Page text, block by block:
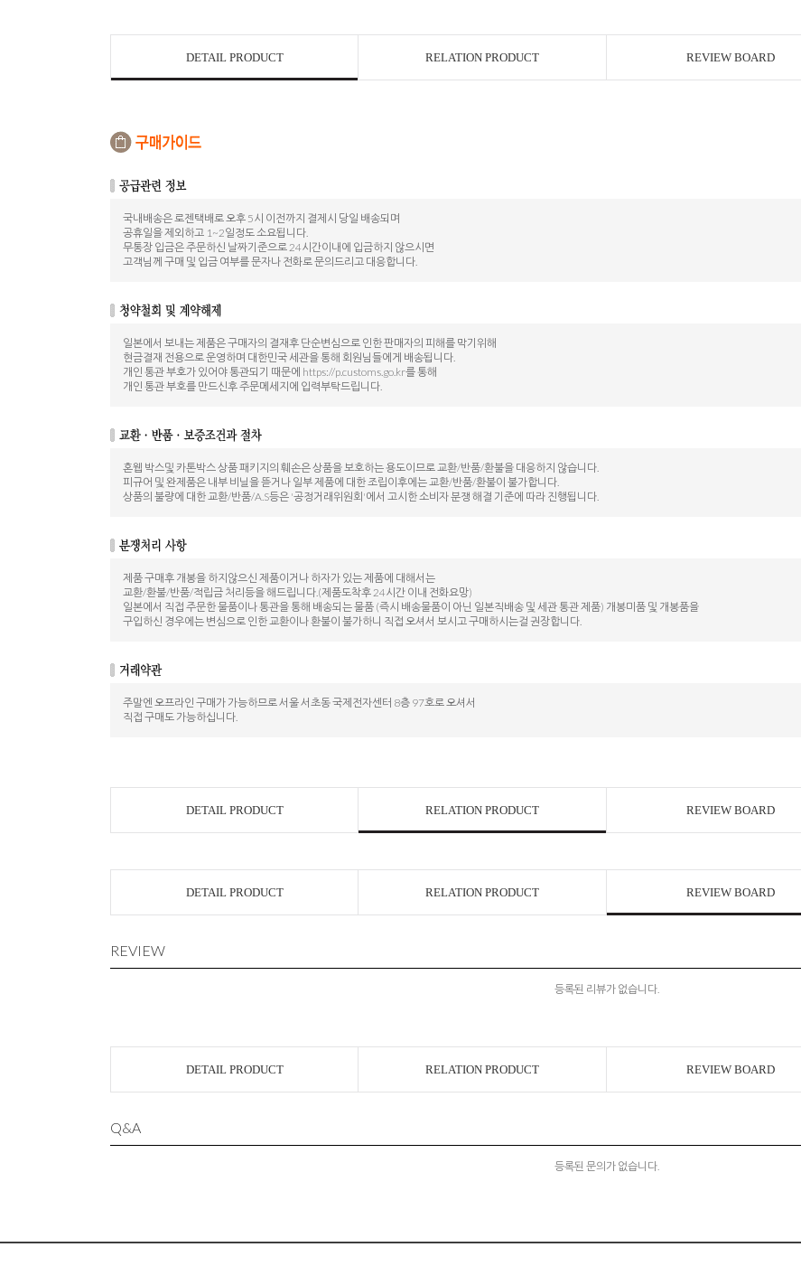
DETAIL PRODUCT RELATION PRODUCT REVIEW BOARD
국내배송은 로젠택배로 오후 5시 이전까지 결제시 당일 배송되며
공휴일을 제외하고 1~2일정도 소요됩니다.
무통장 입금은 주문하신 날짜기준으로 24시간이내에 입금하지 않으시면
고객님께 구매 및 입금 여부를 문자나 전화로 문의드리고 대응합니다.
일본에서 보내는 제품은 구매자의 결재후 단순변심으로 인한 판매자의 피해를 막기위해
현금결재 전용으로 운영하며 대한민국 세관을 통해 회원님들에게 배송됩니다.
개인 통관 부호가 있어야 통관되기 때문에 https://p.customs.go.kr를 통해
개인 통관 부호를 만드신후 주문메세지에 입력부탁드립니다.
혼웹 박스및 카톤박스 상품 패키지의 훼손은 상품을 보호하는 용도이므로 교환/반품/환불을 대응하지 않습니다.
피규어 및 완제품은 내부 비닐을 뜯거나 일부 제품에 대한 조립이후에는 교환/반품/환불이 불가합니다.
상품의 불량에 대한 교환/반품/A.S등은 '공정거래위원회'에서 고시한 소비자 분쟁 해결 기준에 따라 진행됩니다.
제품 구매후 개봉을 하지않으신 제품이거나 하자가 있는 제품에 대해서는
교환/환불/반품/적립금 처리등을 해드립니다.(제품도착후 24시간 이내 전화요망)
일본에서 직접 주문한 물품이나 통관을 통해 배송되는 물품 (즉시 배송물품이 아닌 일본직배송 및 세관 통관 제품) 개봉미품 및 개봉품을
구입하신 경우에는 변심으로 인한 교환이나 환불이 불가하니 직접 오셔서 보시고 구매하시는걸 권장합니다.
주말엔 오프라인 구매가 가능하므로 서울 서초동 국제전자센터 8층 97호로 오셔서
직접 구매도 가능하십니다.
DETAIL PRODUCT RELATION PRODUCT REVIEW BOARD
DETAIL PRODUCT RELATION PRODUCT REVIEW BOARD
REVIEW
등록된 리뷰가 없습니다.
DETAIL PRODUCT RELATION PRODUCT REVIEW BOARD
Q&A
등록된 문의가 없습니다.